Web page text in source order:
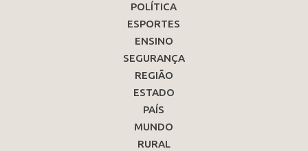
POLÍTICA
ESPORTES
ENSINO
SEGURANÇA
REGIÃO
ESTADO
PAÍS
MUNDO
RURAL